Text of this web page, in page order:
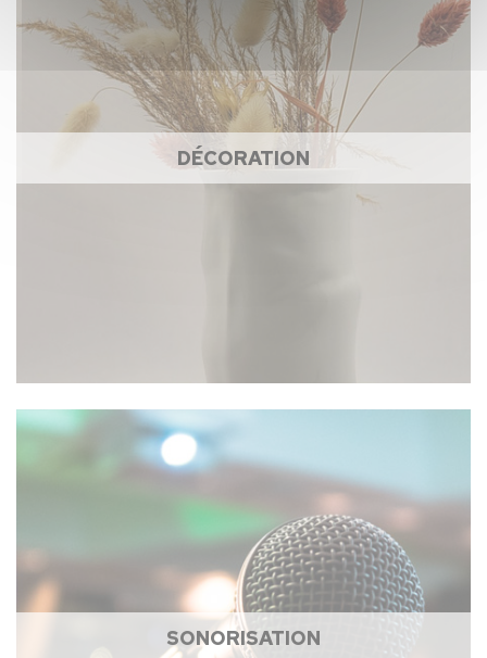
DÉCORATION
SONORISATION